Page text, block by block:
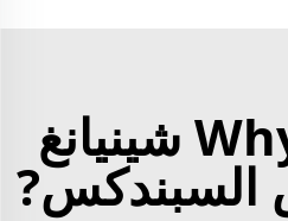
Why choose شينيانغ
السبندكس?